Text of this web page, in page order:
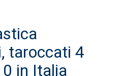
taroccati 4
in Italia